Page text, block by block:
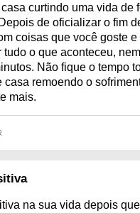
curtindo uma vida de
de oficializar o fim
coisas que você goste
tudo o que aconteceu,
Não fique o tempo
casa remoendo o
mais.
na sua vida depois